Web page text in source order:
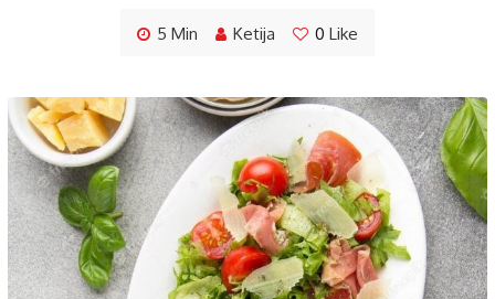
5 Min Ketija 0 Like